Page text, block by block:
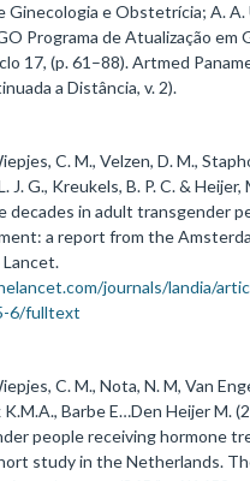
Ginecologia e Obstetrícia; A. A.
Programa de Atualização em
17, (p. 61–88). Artmed
a Distância, v. 2).
C. M., Velzen, D. M.,
J. G., Kreukels, B. P. C. &
decades in adult transgender
a report from the
journals/landia/
6/fulltext
C. M., Nota, N. M, Van
Barbe E…Den Heijer M.
people receiving hormone
study in the Netherlands.